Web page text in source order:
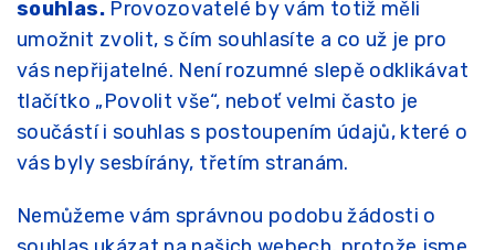
souhlas.Provozovatelé by vám totiž měli
umožnit zvolit, s čím souhlasíte a co už je pro
vás nepřijatelné. Není rozumné slepě odklikávat
tlačítko „Povolit vše“, neboť velmi často je
součástí i souhlas s postoupením údajů, které o
vás byly sesbírány, třetím stranám.
Nemůžeme vám správnou podobu žádosti o